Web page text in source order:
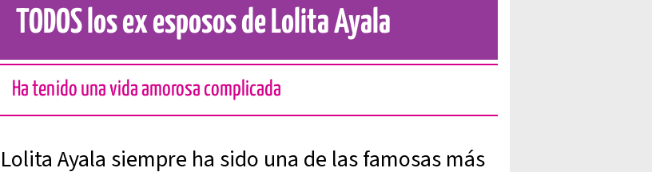
TODOS los ex esposos de Lolita Ayala
Ha tenido una vida amorosa complicada
Lolita Ayala siempre ha sido una de las famosas más